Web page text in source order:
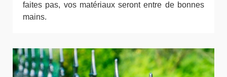
faites pas, vos matériaux seront entre de bonnes
mains.